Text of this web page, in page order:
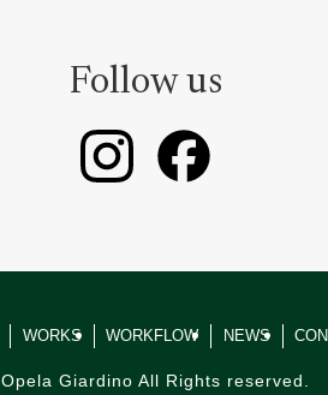
Follow us
WORKS WORKFLOW NEWS
Opela Giardino All Rights reserved.